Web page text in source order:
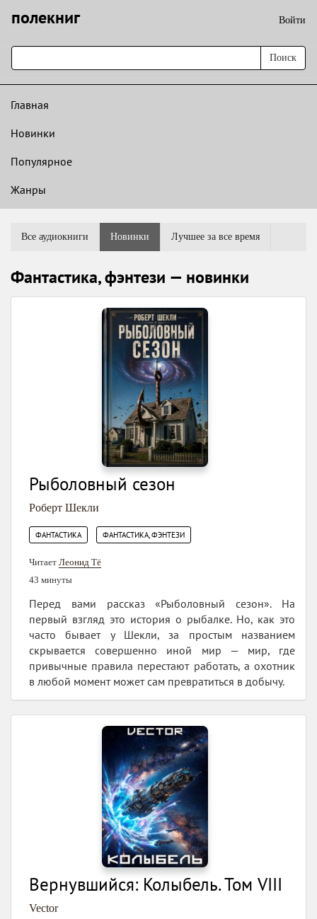
полекниг Войти
Поиск
Главная
Новинки
Популярное
Жанры
Все аудиокниги Новинки Лучшее за все время
Фантастика, фэнтези — новинки
Рыболовный сезон
Роберт Шекли
ФАНТАСТИКА ФАНТАСТИКА, ФЭНТЕЗИ
Читает Леонид Тё
43 минуты
Перед вами рассказ «Рыболовный сезон». На
первый взгляд это история о рыбалке. Но, как это
часто бывает у Шекли, за простым названием
скрывается совершенно иной мир — мир, где
привычные правила перестают работать, а охотник
в любой момент может сам превратиться в добычу.
Вернувшийся: Колыбель. Том VIII
Vector